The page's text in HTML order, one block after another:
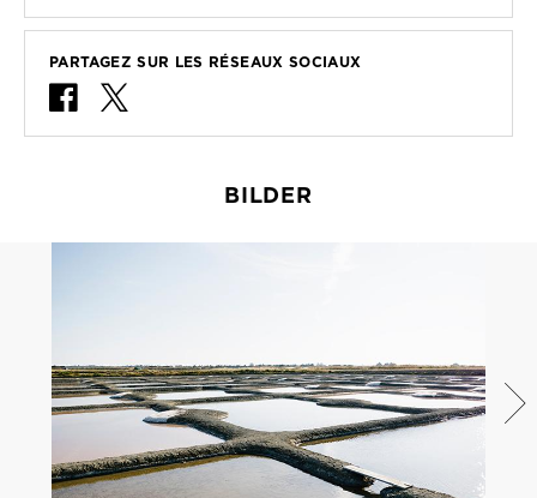
PARTAGEZ SUR LES RÉSEAUX SOCIAUX
BILDER